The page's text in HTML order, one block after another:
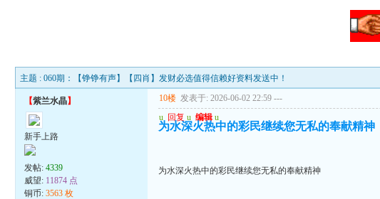
主题 : 060期：【铮铮有声】【四肖】发财必选值得信赖好资料发送中！
【紫兰水晶】
新手上路
发帖:4339
威望: 11874 点
铜币:3563 枚
10楼 发表于: 2026-06-02 22:59 ---
u 回复 u 编辑 u
为水深火热中的彩民继续您无私的奉献精神
为水深火热中的彩民继续您无私的奉献精神